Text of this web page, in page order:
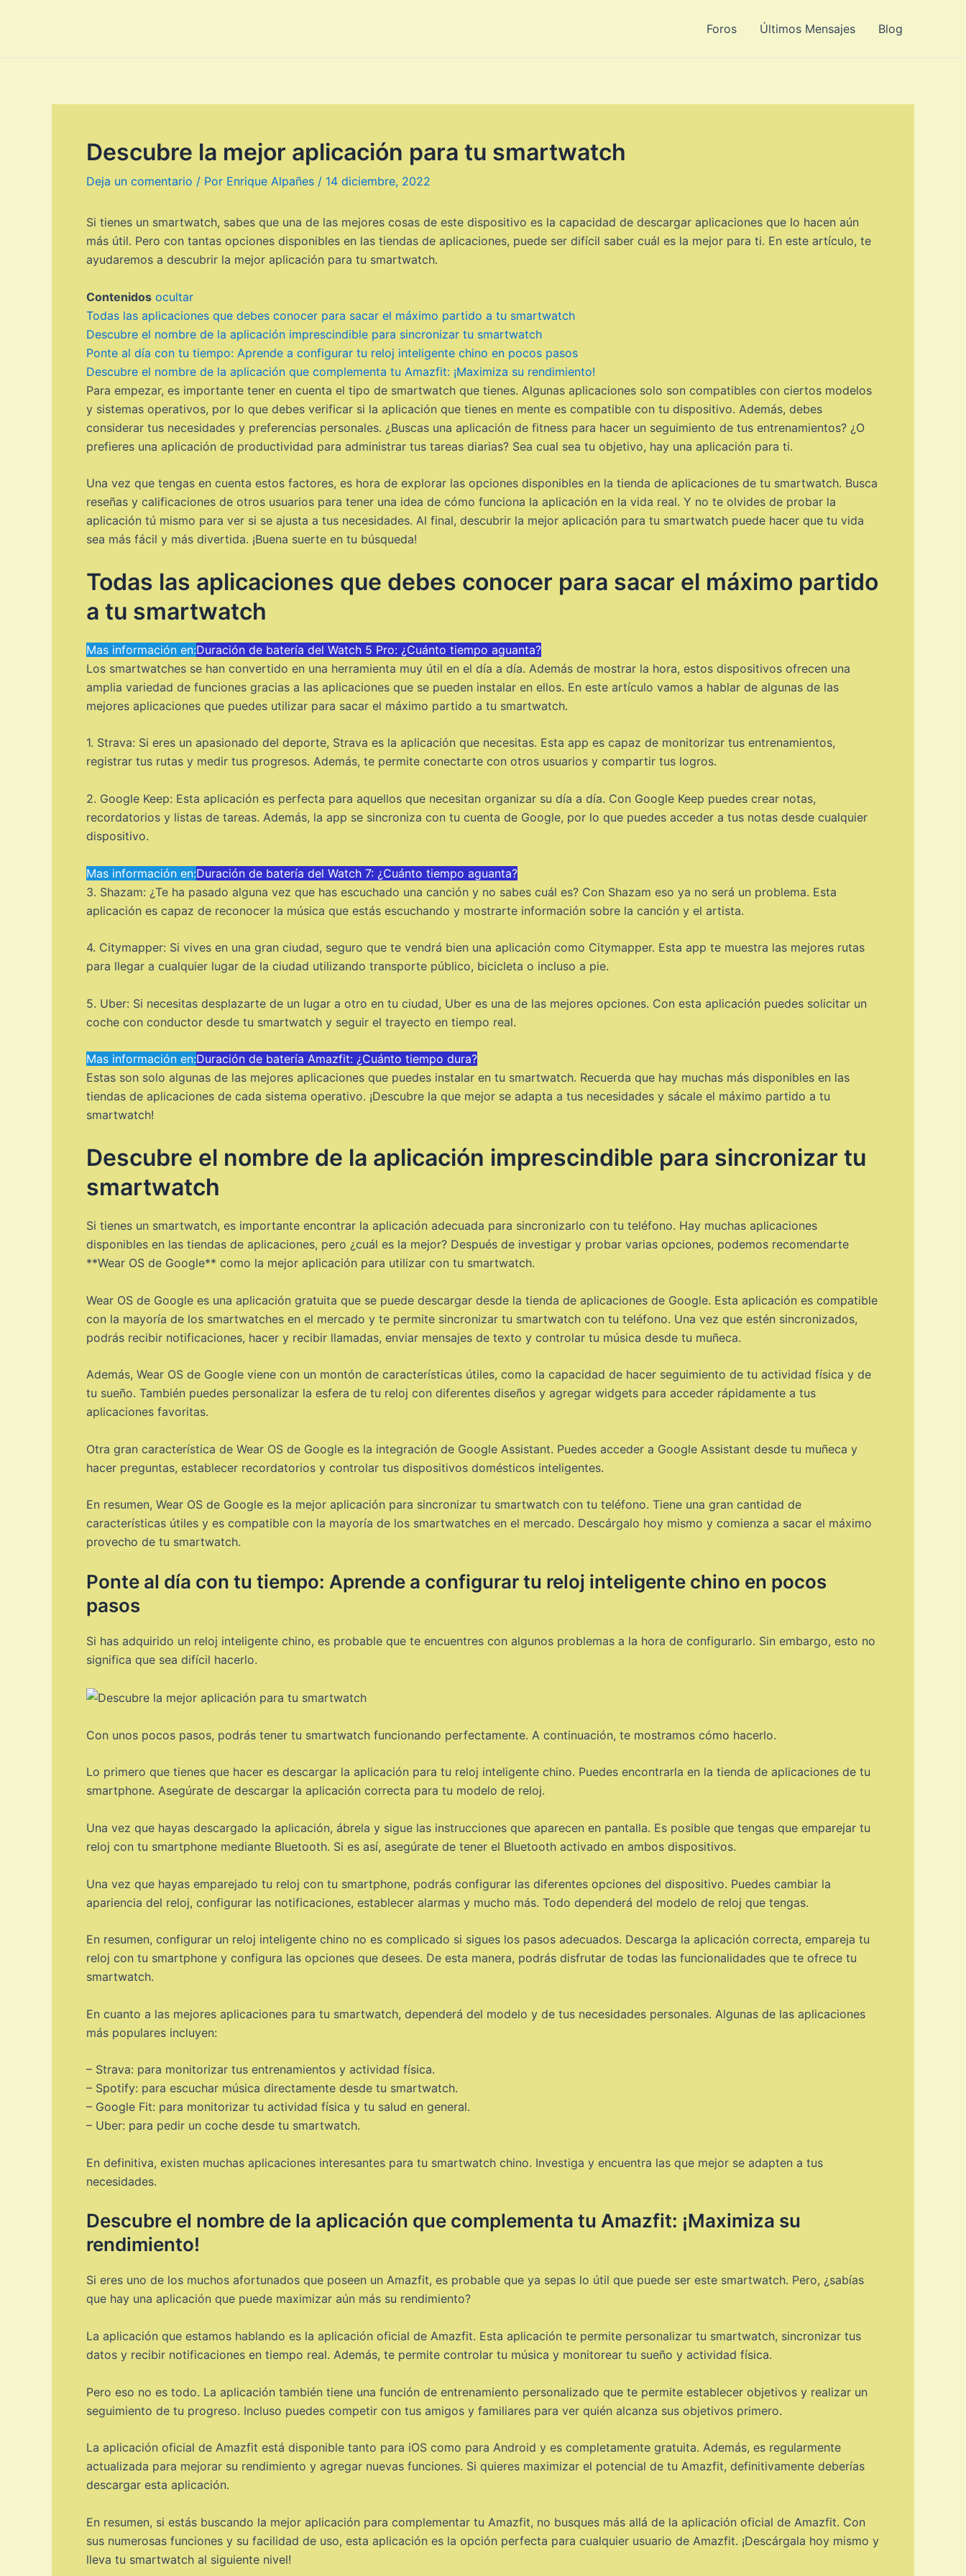
Foros Últimos Mensajes Blog
Descubre la mejor aplicación para tu smartwatch
Deja un comentario / Por Enrique Alpañes / 14 diciembre, 2022
Si tienes un smartwatch, sabes que una de las mejores cosas de este dispositivo es la capacidad de descargar aplicaciones que lo hacen aún
más útil. Pero con tantas opciones disponibles en las tiendas de aplicaciones, puede ser difícil saber cuál es la mejor para ti. En este artículo, te
ayudaremos a descubrir la mejor aplicación para tu smartwatch.
Contenidos ocultar
Todas las aplicaciones que debes conocer para sacar el máximo partido a tu smartwatch
Descubre el nombre de la aplicación imprescindible para sincronizar tu smartwatch
Ponte al día con tu tiempo: Aprende a configurar tu reloj inteligente chino en pocos pasos
Descubre el nombre de la aplicación que complementa tu Amazfit: ¡Maximiza su rendimiento!
Para empezar, es importante tener en cuenta el tipo de smartwatch que tienes. Algunas aplicaciones solo son compatibles con ciertos modelos
y sistemas operativos, por lo que debes verificar si la aplicación que tienes en mente es compatible con tu dispositivo. Además, debes
considerar tus necesidades y preferencias personales. ¿Buscas una aplicación de fitness para hacer un seguimiento de tus entrenamientos? ¿O
prefieres una aplicación de productividad para administrar tus tareas diarias? Sea cual sea tu objetivo, hay una aplicación para ti.
Una vez que tengas en cuenta estos factores, es hora de explorar las opciones disponibles en la tienda de aplicaciones de tu smartwatch. Busca
reseñas y calificaciones de otros usuarios para tener una idea de cómo funciona la aplicación en la vida real. Y no te olvides de probar la
aplicación tú mismo para ver si se ajusta a tus necesidades. Al final, descubrir la mejor aplicación para tu smartwatch puede hacer que tu vida
sea más fácil y más divertida. ¡Buena suerte en tu búsqueda!
Todas las aplicaciones que debes conocer para sacar el máximo partido
a tu smartwatch
Mas información en:Duración de batería del Watch 5 Pro: ¿Cuánto tiempo aguanta?
Los smartwatches se han convertido en una herramienta muy útil en el día a día. Además de mostrar la hora, estos dispositivos ofrecen una
amplia variedad de funciones gracias a las aplicaciones que se pueden instalar en ellos. En este artículo vamos a hablar de algunas de las
mejores aplicaciones que puedes utilizar para sacar el máximo partido a tu smartwatch.
1. Strava: Si eres un apasionado del deporte, Strava es la aplicación que necesitas. Esta app es capaz de monitorizar tus entrenamientos,
registrar tus rutas y medir tus progresos. Además, te permite conectarte con otros usuarios y compartir tus logros.
2. Google Keep: Esta aplicación es perfecta para aquellos que necesitan organizar su día a día. Con Google Keep puedes crear notas,
recordatorios y listas de tareas. Además, la app se sincroniza con tu cuenta de Google, por lo que puedes acceder a tus notas desde cualquier
dispositivo.
Mas información en:Duración de batería del Watch 7: ¿Cuánto tiempo aguanta?
3. Shazam: ¿Te ha pasado alguna vez que has escuchado una canción y no sabes cuál es? Con Shazam eso ya no será un problema. Esta
aplicación es capaz de reconocer la música que estás escuchando y mostrarte información sobre la canción y el artista.
4. Citymapper: Si vives en una gran ciudad, seguro que te vendrá bien una aplicación como Citymapper. Esta app te muestra las mejores rutas
para llegar a cualquier lugar de la ciudad utilizando transporte público, bicicleta o incluso a pie.
5. Uber: Si necesitas desplazarte de un lugar a otro en tu ciudad, Uber es una de las mejores opciones. Con esta aplicación puedes solicitar un
coche con conductor desde tu smartwatch y seguir el trayecto en tiempo real.
Mas información en:Duración de batería Amazfit: ¿Cuánto tiempo dura?
Estas son solo algunas de las mejores aplicaciones que puedes instalar en tu smartwatch. Recuerda que hay muchas más disponibles en las
tiendas de aplicaciones de cada sistema operativo. ¡Descubre la que mejor se adapta a tus necesidades y sácale el máximo partido a tu
smartwatch!
Descubre el nombre de la aplicación imprescindible para sincronizar tu
smartwatch
Si tienes un smartwatch, es importante encontrar la aplicación adecuada para sincronizarlo con tu teléfono. Hay muchas aplicaciones
disponibles en las tiendas de aplicaciones, pero ¿cuál es la mejor? Después de investigar y probar varias opciones, podemos recomendarte
**Wear OS de Google** como la mejor aplicación para utilizar con tu smartwatch.
Wear OS de Google es una aplicación gratuita que se puede descargar desde la tienda de aplicaciones de Google. Esta aplicación es compatible
con la mayoría de los smartwatches en el mercado y te permite sincronizar tu smartwatch con tu teléfono. Una vez que estén sincronizados,
podrás recibir notificaciones, hacer y recibir llamadas, enviar mensajes de texto y controlar tu música desde tu muñeca.
Además, Wear OS de Google viene con un montón de características útiles, como la capacidad de hacer seguimiento de tu actividad física y de
tu sueño. También puedes personalizar la esfera de tu reloj con diferentes diseños y agregar widgets para acceder rápidamente a tus
aplicaciones favoritas.
Otra gran característica de Wear OS de Google es la integración de Google Assistant. Puedes acceder a Google Assistant desde tu muñeca y
hacer preguntas, establecer recordatorios y controlar tus dispositivos domésticos inteligentes.
En resumen, Wear OS de Google es la mejor aplicación para sincronizar tu smartwatch con tu teléfono. Tiene una gran cantidad de
características útiles y es compatible con la mayoría de los smartwatches en el mercado. Descárgalo hoy mismo y comienza a sacar el máximo
provecho de tu smartwatch.
Ponte al día con tu tiempo: Aprende a configurar tu reloj inteligente chino en pocos
pasos
Si has adquirido un reloj inteligente chino, es probable que te encuentres con algunos problemas a la hora de configurarlo. Sin embargo, esto no
significa que sea difícil hacerlo.
Con unos pocos pasos, podrás tener tu smartwatch funcionando perfectamente. A continuación, te mostramos cómo hacerlo.
Lo primero que tienes que hacer es descargar la aplicación para tu reloj inteligente chino. Puedes encontrarla en la tienda de aplicaciones de tu
smartphone. Asegúrate de descargar la aplicación correcta para tu modelo de reloj.
Una vez que hayas descargado la aplicación, ábrela y sigue las instrucciones que aparecen en pantalla. Es posible que tengas que emparejar tu
reloj con tu smartphone mediante Bluetooth. Si es así, asegúrate de tener el Bluetooth activado en ambos dispositivos.
Una vez que hayas emparejado tu reloj con tu smartphone, podrás configurar las diferentes opciones del dispositivo. Puedes cambiar la
apariencia del reloj, configurar las notificaciones, establecer alarmas y mucho más. Todo dependerá del modelo de reloj que tengas.
En resumen, configurar un reloj inteligente chino no es complicado si sigues los pasos adecuados. Descarga la aplicación correcta, empareja tu
reloj con tu smartphone y configura las opciones que desees. De esta manera, podrás disfrutar de todas las funcionalidades que te ofrece tu
smartwatch.
En cuanto a las mejores aplicaciones para tu smartwatch, dependerá del modelo y de tus necesidades personales. Algunas de las aplicaciones
más populares incluyen:
– Strava: para monitorizar tus entrenamientos y actividad física.
– Spotify: para escuchar música directamente desde tu smartwatch.
– Google Fit: para monitorizar tu actividad física y tu salud en general.
– Uber: para pedir un coche desde tu smartwatch.
En definitiva, existen muchas aplicaciones interesantes para tu smartwatch chino. Investiga y encuentra las que mejor se adapten a tus
necesidades.
Descubre el nombre de la aplicación que complementa tu Amazfit: ¡Maximiza su
rendimiento!
Si eres uno de los muchos afortunados que poseen un Amazfit, es probable que ya sepas lo útil que puede ser este smartwatch. Pero, ¿sabías
que hay una aplicación que puede maximizar aún más su rendimiento?
La aplicación que estamos hablando es la aplicación oficial de Amazfit. Esta aplicación te permite personalizar tu smartwatch, sincronizar tus
datos y recibir notificaciones en tiempo real. Además, te permite controlar tu música y monitorear tu sueño y actividad física.
Pero eso no es todo. La aplicación también tiene una función de entrenamiento personalizado que te permite establecer objetivos y realizar un
seguimiento de tu progreso. Incluso puedes competir con tus amigos y familiares para ver quién alcanza sus objetivos primero.
La aplicación oficial de Amazfit está disponible tanto para iOS como para Android y es completamente gratuita. Además, es regularmente
actualizada para mejorar su rendimiento y agregar nuevas funciones. Si quieres maximizar el potencial de tu Amazfit, definitivamente deberías
descargar esta aplicación.
En resumen, si estás buscando la mejor aplicación para complementar tu Amazfit, no busques más allá de la aplicación oficial de Amazfit. Con
sus numerosas funciones y su facilidad de uso, esta aplicación es la opción perfecta para cualquier usuario de Amazfit. ¡Descárgala hoy mismo y
lleva tu smartwatch al siguiente nivel!